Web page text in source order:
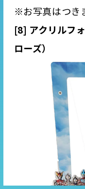
※お写真はつき
[8] アクリルフ
ローズ）